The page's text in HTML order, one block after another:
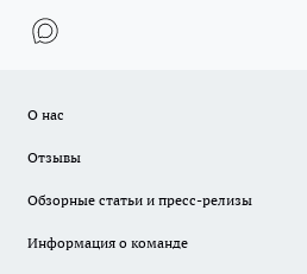
О нас
Отзывы
Обзорные статьи и пресс-релизы
Информация о команде